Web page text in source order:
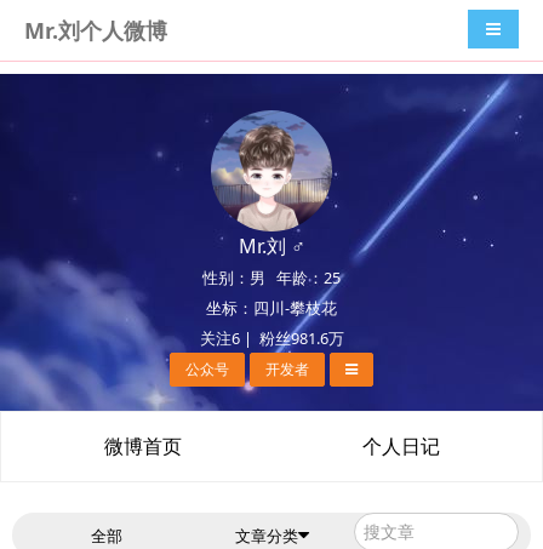
Mr.刘个人微博 导航切
Mr.刘 ♂
性别：男 年龄：25
坐标：四川-攀枝花
关注6 | 粉丝981.6万
公众号 开发者
微博首页 个人日记
全部 文章分类